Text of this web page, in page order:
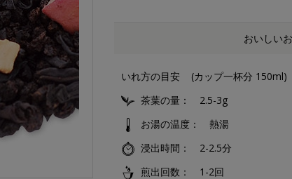
おいしい
いれ方の目安
(カップ一杯分 150ml)
茶葉の量
2.5-3g
お湯の温度
熱湯
浸出時間
2-2.5分
煎出回数
1-2回